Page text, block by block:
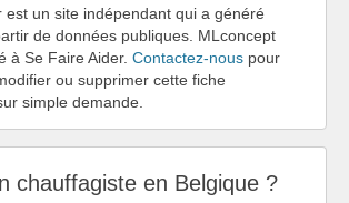
est un site indépendant qui a généré
de données publiques. MLconcept
à Se Faire Aider. Contactez-nous pour
ou supprimer cette fiche
simple demande.
chauffagiste en Belgique ?